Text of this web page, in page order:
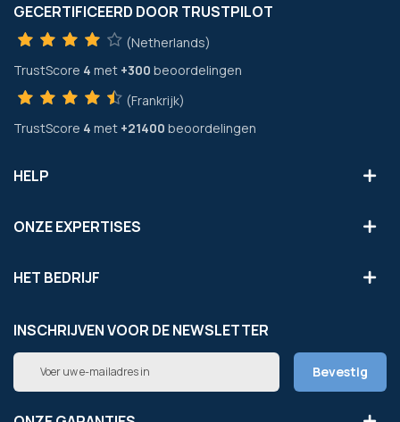
GECERTIFICEERD DOOR TRUSTPILOT
(Netherlands)
TrustScore 4 met +300 beoordelingen
(Frankrijk)
TrustScore 4 met +21400 beoordelingen
HELP
ONZE EXPERTISES
HET BEDRIJF
INSCHRIJVEN VOOR DE NEWSLETTER
Abonneer
op
onze
Bevestig